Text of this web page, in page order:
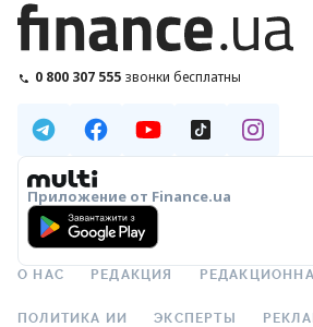
0 800 307 555 звонки бесплатны
Приложение от Finance.ua
О НАС РЕДАКЦИЯ
ПОЛИТИКА ИИ ЭКСПЕРТЫ